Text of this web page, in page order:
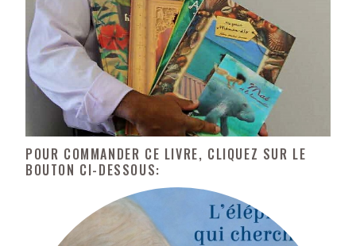
POUR COMMANDER CE LIVRE, CLIQUEZ SUR LE
BOUTON CI-DESSOUS: